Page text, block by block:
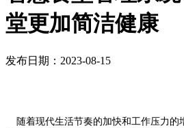
堂更加简洁健康
发布日期：2023-08-15
随着现代生活节奏的加快和工作压力的